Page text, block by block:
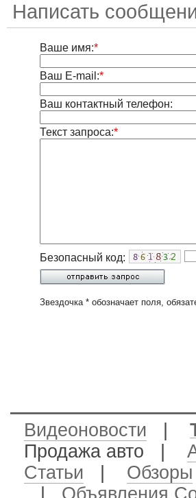
Написать
Ваше имя:*
Ваш E-mail:*
Ваш контактный телефон:
Текст запроса:*
Безопасный код:
Звездочка * обозначает поля,
Видеоновости
Продажа авто
Статьи
Обзоры
Объявления